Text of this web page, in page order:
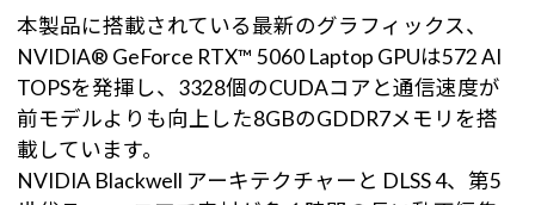
本製品に搭載されている最新のグラフィックス、
NVIDIA® GeForce RTX™ 5060 Laptop GPUは572 AI
TOPSを発揮し、3328個のCUDAコアと通信速度が
前モデルよりも向上した8GBのGDDR7メモリを搭
載しています。
NVIDIA Blackwell アーキテクチャーと DLSS 4、第5